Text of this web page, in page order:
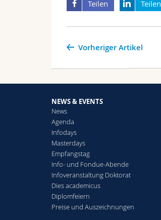
Teilen Teilen
Vorheriger Artikel
NEWS & EVENTS
News
Agenda
Infodays
Masterdays
Empfangstag
Info- und Fondue-Abende
Infoveranstaltung Doktorat
Dies academicus
Diplomfeiern
Preise und Auszeichnungen